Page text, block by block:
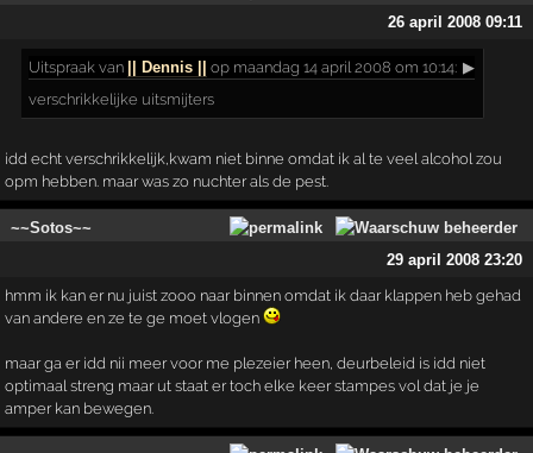
26 april 2008 09:11
Uitspraak van || Dennis || op maandag 14 april 2008 om 10:14: ▶
verschrikkelijke uitsmijters
idd echt verschrikkelijk,kwam niet binne omdat ik al te veel alcohol zou
opm hebben. maar was zo nuchter als de pest.
~~Sotos~~
29 april 2008 23:20
hmm ik kan er nu juist zooo naar binnen omdat ik daar klappen heb gehad
van andere en ze te ge moet vlogen
maar ga er idd nii meer voor me plezeier heen, deurbeleid is idd niet
optimaal streng maar ut staat er toch elke keer stampes vol dat je je
amper kan bewegen.